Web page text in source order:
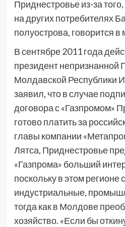
Приднестровье из-за того,
на других потребителях
полуострова, говорится
В сентябре 2011 года
президент непризнанной
Молдавской Республики
заявил, что в случае
договора с «Газпромом»
готово платить за
главы компании
Лятса, Приднестровье
«Газпрома» больший
поскольку в этом регионе
индустриальные,
тогда как в Молдове
хозяйство. «Если бы